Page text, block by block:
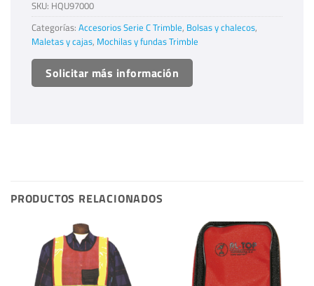
SKU: HQU97000
Categorías: Accesorios Serie C Trimble, Bolsas y chalecos,
Maletas y cajas, Mochilas y fundas Trimble
Solicitar más información
PRODUCTOS RELACIONADOS